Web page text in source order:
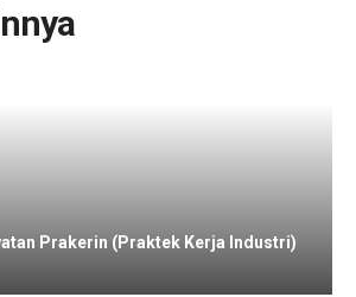
Prakerin (Praktek Kerja Industri)